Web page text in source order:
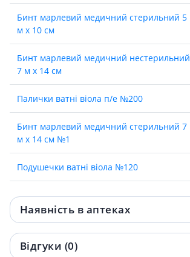
Бинт марлевий медичний стерильний 5
м х 10 см
Бинт марлевий медичний нестерильний
7 м х 14 см
Палички ватнi вiола п/е №200
Бинт марлевий медичний стерильний 7
м х 14 см №1
Подушечки ватнi вiола №120
Фiточай фiтовiол №17 сердцево-судиний
1,5г №20
Фiточай фiтовiол №18 судинний 1,5г №20
Наявність в аптеках
Відгуки (0)